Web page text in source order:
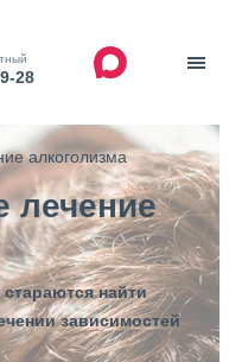
28
алкоголизма
лечение
найти
зависимостей